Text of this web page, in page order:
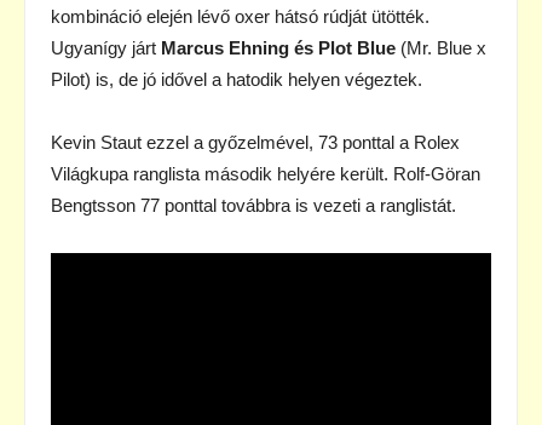
kombináció elején lévő oxer hátsó rúdját ütötték.
Ugyanígy járt Marcus Ehning és Plot Blue (Mr. Blue x
Pilot) is, de jó idővel a hatodik helyen végeztek.
Kevin Staut ezzel a győzelmével, 73 ponttal a Rolex
Világkupa ranglista második helyére került. Rolf-Göran
Bengtsson 77 ponttal továbbra is vezeti a ranglistát.